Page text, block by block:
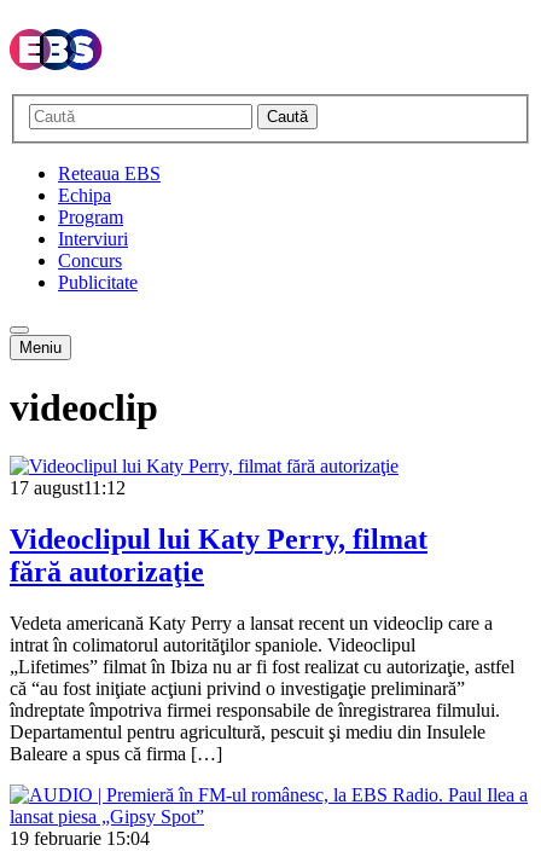
Caută
Reteaua EBS
Echipa
Program
Interviuri
Concurs
Publicitate
Meniu
videoclip
17 august11:12
Videoclipul lui Katy Perry, filmat
fără autorizaţie
Vedeta americană Katy Perry a lansat recent un videoclip care a
intrat în colimatorul autorităţilor spaniole. Videoclipul
„Lifetimes” filmat în Ibiza nu ar fi fost realizat cu autorizaţie, astfel
că “au fost iniţiate acţiuni privind o investigaţie preliminară”
îndreptate împotriva firmei responsabile de înregistrarea filmului.
Departamentul pentru agricultură, pescuit şi mediu din Insulele
Baleare a spus că firma […]
19 februarie 15:04